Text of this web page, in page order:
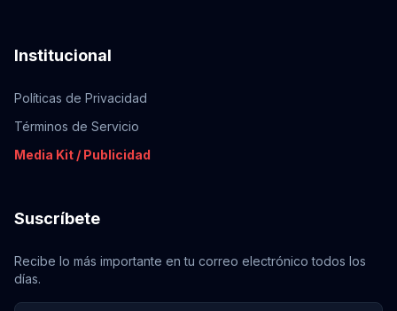
Institucional
Políticas de Privacidad
Términos de Servicio
Media Kit / Publicidad
Suscríbete
Recibe lo más importante en tu correo electrónico todos los
días.